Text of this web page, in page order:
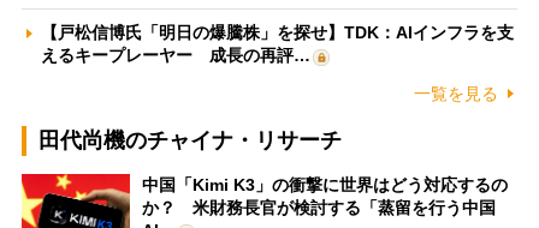
【戸松信博氏「明日の爆騰株」を探せ】TDK：AIインフラを支
えるキープレーヤー 成長の再評…
一覧を見る
田代尚機のチャイナ・リサーチ
中国「Kimi K3」の衝撃に世界はどう対応するの
か？ 米財務長官が検討する「蒸留を行う中国